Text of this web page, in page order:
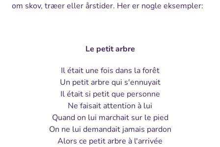
om skov, træer eller årstider. Her er nogle eksempler:
Le petit arbre
Il était une fois dans la forêt
Un petit arbre qui s'ennuyait
Il était si petit que personne
Ne faisait attention à lui
Quand on lui marchait sur le pied
On ne lui demandait jamais pardon
Alors ce petit arbre à l'arrivée